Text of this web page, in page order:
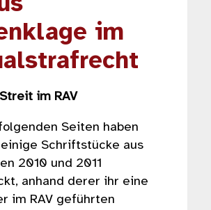
im
im RAV
Seiten haben
Schriftstücke aus
2010 und 2011
anhand derer ihr eine
im RAV geführten